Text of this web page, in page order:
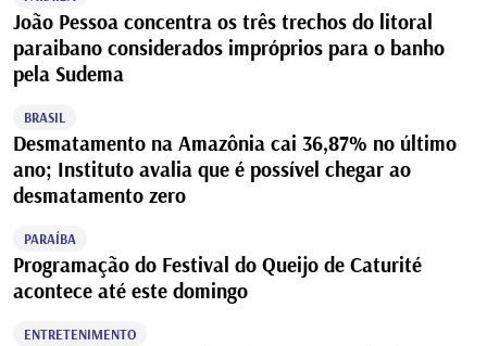
João Pessoa concentra os três trechos do litoral
paraibano considerados impróprios para o banho
pela Sudema
BRASIL
Desmatamento na Amazônia cai 36,87% no último
ano; Instituto avalia que é possível chegar ao
desmatamento zero
PARAÍBA
Programação do Festival do Queijo de Caturité
acontece até este domingo
ENTRETENIMENTO